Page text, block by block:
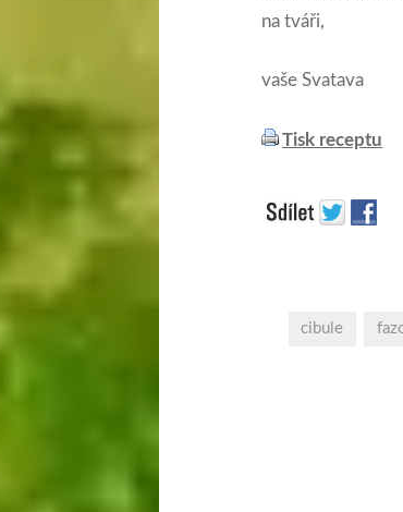
na tváři,
vaše Svatava
Tisk receptu
cibule
pro